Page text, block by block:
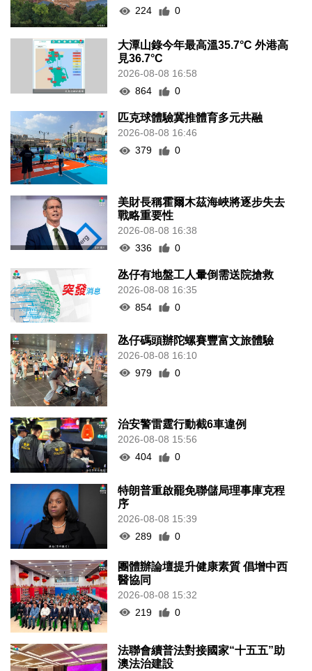
224
0
大潭山錄今年最高溫35.7°C 外港高
見36.7°C
2026-08-08 16:58
864
0
匹克球體驗冀推體育多元共融
2026-08-08 16:46
379
0
美財長稱霍爾木茲海峽將逐步失去
戰略重要性
2026-08-08 16:38
336
0
氹仔有地盤工人暈倒需送院搶救
2026-08-08 16:35
854
0
氹仔碼頭辦陀螺賽豐富文旅體驗
2026-08-08 16:10
979
0
治安警雷霆行動截6車違例
2026-08-08 15:56
404
0
特朗普重啟罷免聯儲局理事庫克程
序
2026-08-08 15:39
289
0
團體辦論壇提升健康素質 倡增中西
醫協同
2026-08-08 15:32
219
0
法聯會續普法對接國家“十五五”助
澳法治建設